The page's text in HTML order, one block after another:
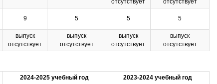
отсутствует
отсутствует
9 5 5 5
выпуск
отсутствует
выпуск
отсутствует
выпуск
отсутствует
выпуск
отсутствует
2024-2025 учебный год 2023-2024 учебный год